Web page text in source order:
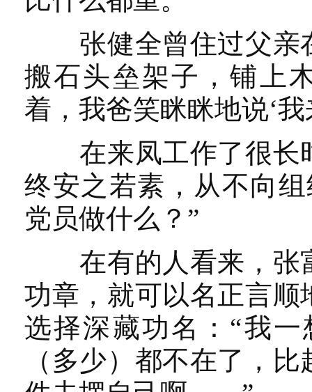
张健全曾住过父亲
搬石头垒架子，铺上
着，我爸笑眯眯地说‘
在来凤工作了很长
终安之若素，从不向
党员做什么？”
在有的人看来，张
功章，就可以名正言
选择深藏功名：“我
（多少）都不在了，